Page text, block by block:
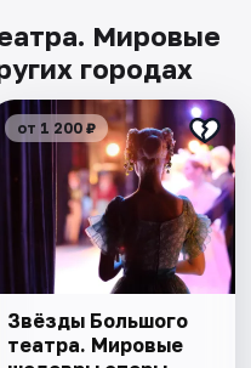
Мировые
городах
от 1 200 ₽
Звёзды Большого
театра. Мировые